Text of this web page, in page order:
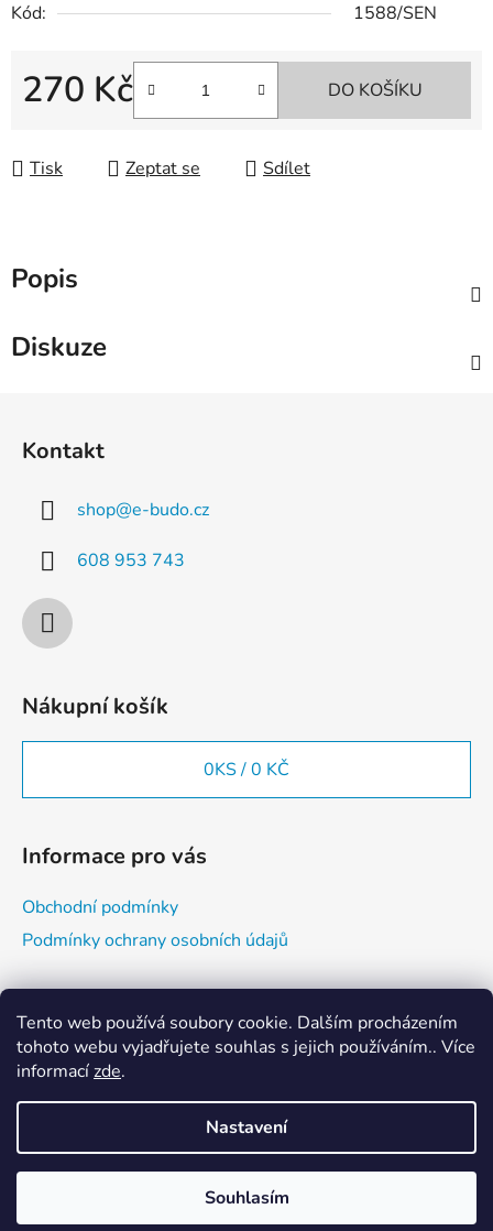
Tento web používá soubory cookie. Dalším procházením
tohoto webu vyjadřujete souhlas s jejich používáním.. Více
informacízde.
Nastavení
Souhlasím
Kód:
1588/SEN
270 Kč DO KOŠÍKU
Tisk Zeptat se Sdílet
Popis
Diskuze
Kontakt
shop@e-budo.cz
608 953 743
Nákupní košík
0KS /0 KČ
Informace pro vás
Obchodní podmínky
Podmínky ochrany osobních údajů
Vyhledávání
Vytvořil Shoptet
E-BUDO SHOP